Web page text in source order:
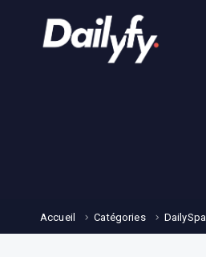
Accueil Catégories